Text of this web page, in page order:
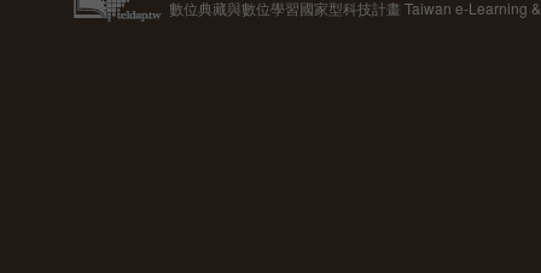
數位典藏與數位學習國家型科技計畫 Taiwan e-Learning